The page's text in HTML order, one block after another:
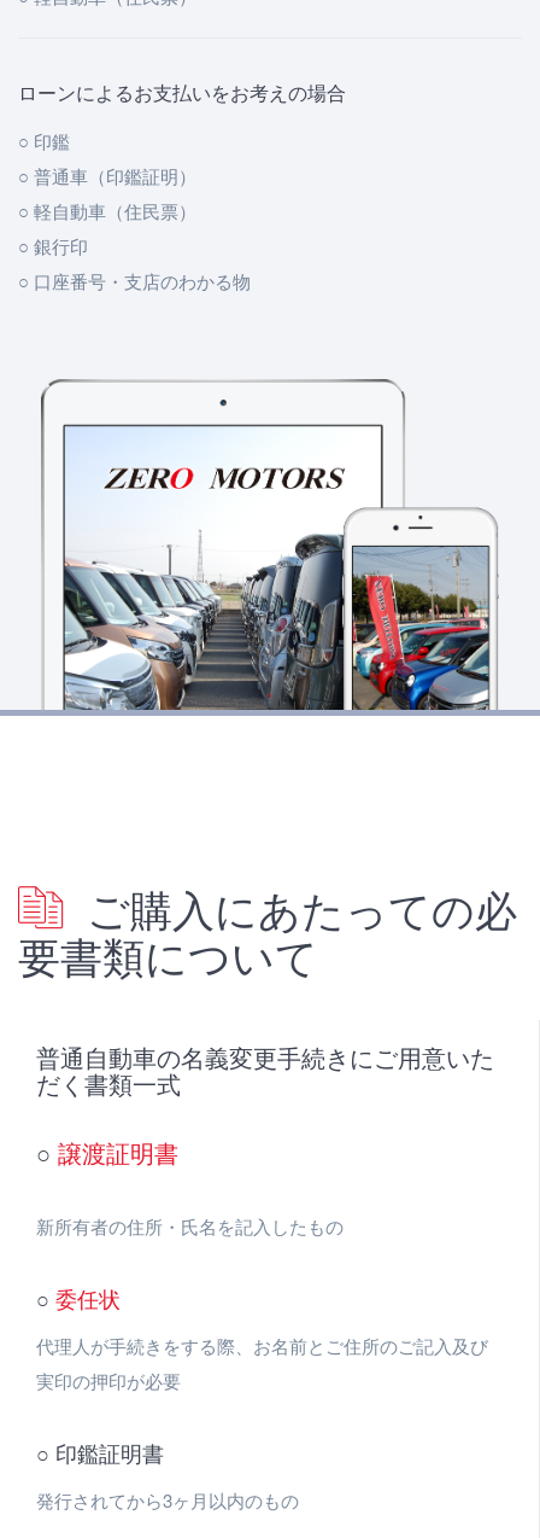
ローンによるお支払いをお考えの場合
○ 印鑑
○ 普通車（印鑑証明）
○ 軽自動車（住民票）
○ 銀行印
○ 口座番号・支店のわかる物
ご購入にあたっての必
要書類について
普通自動車の名義変更手続きにご用意いた
だく書類一式
○ 譲渡証明書
新所有者の住所・氏名を記入したもの
○ 委任状
代理人が手続きをする際、お名前とご住所のご記入及び
実印の押印が必要
○ 印鑑証明書
発行されてから3ヶ月以内のもの